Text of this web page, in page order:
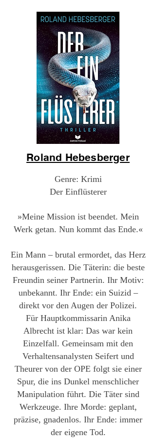
Roland Hebesberger
Genre: Krimi
Der Einflüsterer
»Meine Mission ist beendet. Mein
Werk getan. Nun kommt das Ende.«
Ein Mann – brutal ermordet, das Herz
herausgerissen. Die Täterin: die beste
Freundin seiner Partnerin. Ihr Motiv:
unbekannt. Ihr Ende: ein Suizid –
direkt vor den Augen der Polizei.
Für Hauptkommissarin Anika
Albrecht ist klar: Das war kein
Einzelfall. Gemeinsam mit den
Verhaltensanalysten Seifert und
Theurer von der OPE folgt sie einer
Spur, die ins Dunkel menschlicher
Manipulation führt. Die Täter sind
Werkzeuge. Ihre Morde: geplant,
präzise, gnadenlos. Ihr Ende: immer
der eigene Tod.